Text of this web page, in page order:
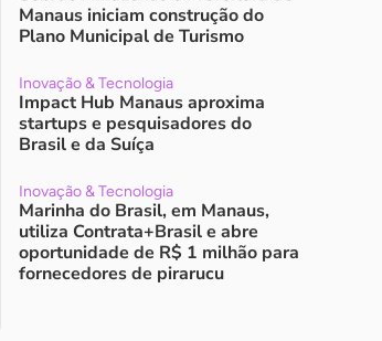
Manaus iniciam construção do
Plano Municipal de Turismo
Inovação & Tecnologia
Impact Hub Manaus aproxima
startups e pesquisadores do
Brasil e da Suíça
Inovação & Tecnologia
Marinha do Brasil, em Manaus,
utiliza Contrata+Brasil e abre
oportunidade de R$ 1 milhão para
fornecedores de pirarucu